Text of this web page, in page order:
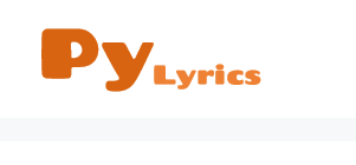
content